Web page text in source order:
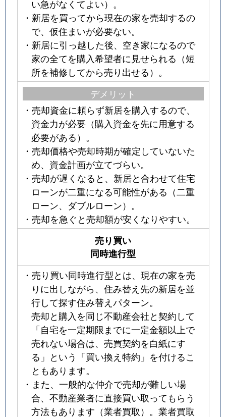
い急がなくてよい）。
・新居を買ってから現在の家を売却するの
で、仮住まいが必要ない。
・新居に引っ越した後、空き家になるので
家の全てを購入希望者に見せられる（短
所を補修してから売り出せる）。
デメリット
・売却資金に頼らず新居を購入するので、
資金力が必要（購入資金を先に用意する
必要がある）。
・売却価格や売却時期が確定していないた
め、資金計画が立てづらい。
・売却が遅くなると、新居と合わせて住宅
ローンが二重になる可能性がある（二重
ローン、ダブルローン）。
・売却を急ぐと売却額が安くなりやすい。
売り買い
同時進行型
・売り買い同時進行型とは、現在の家を売
りに出しながら、住み替え先の新居を並
行して探す住み替えパターン。
売却と購入を同じ不動産会社と契約して
「自宅を一定期限までに一定金額以上で
売れない場合は、売買契約を白紙にす
る」という「買い換え特約」を付けるこ
ともあります。
・また、一般的な仲介で売却が難しい場
合、不動産業者に直接買い取ってもらう
方法もあります（業者買取）。業者買取